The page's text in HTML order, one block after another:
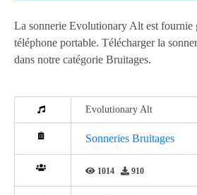
La sonnerie Evolutionary Alt est fournie
téléphone portable. Télécharger la
dans notre catégorie Bruitages.
Evolutionary Alt
Sonneries Bruitages
1014 910